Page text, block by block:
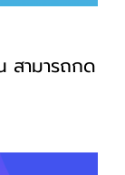
สามารถกด